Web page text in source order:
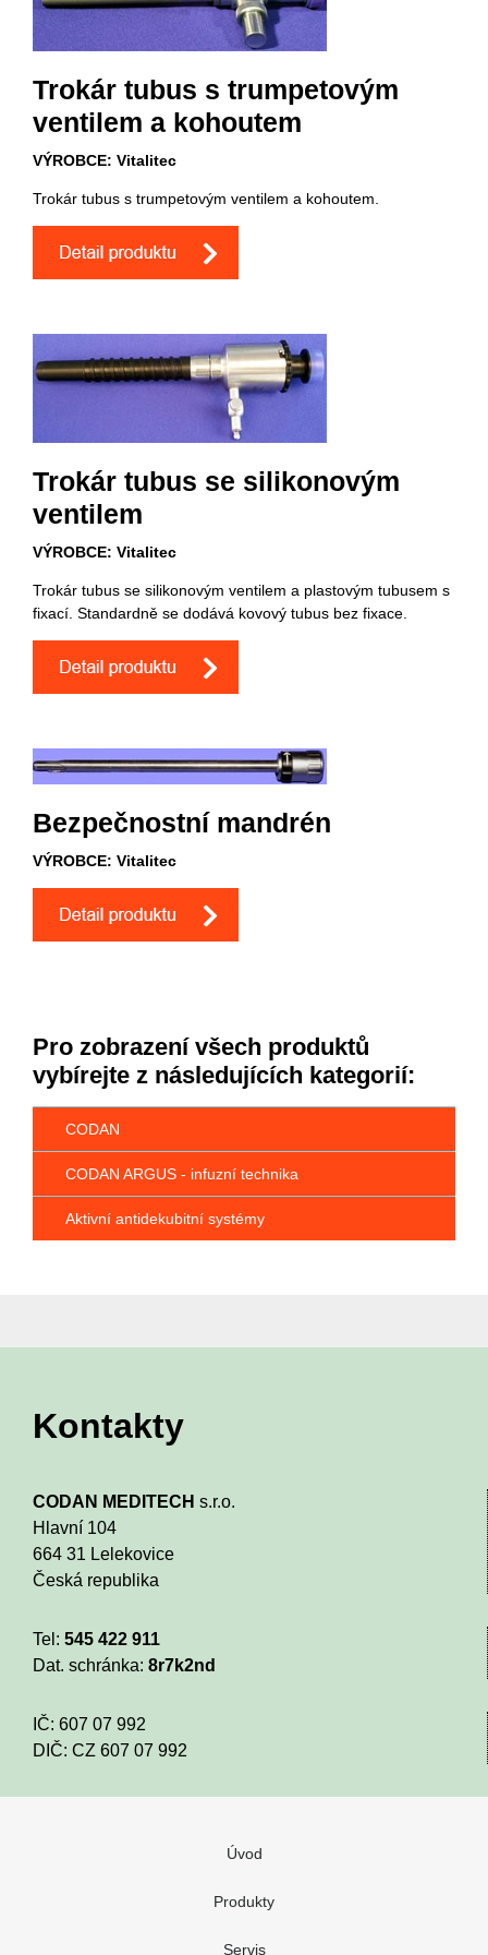
Trokár tubus s trumpetovým
ventilem a kohoutem
VÝROBCE: Vitalitec
Trokár tubus s trumpetovým ventilem a kohoutem.
Trokár tubus se silikonovým
ventilem
VÝROBCE: Vitalitec
Trokár tubus se silikonovým ventilem a plastovým tubusem s
fixací. Standardně se dodává kovový tubus bez fixace.
Bezpečnostní mandrén
VÝROBCE: Vitalitec
Pro zobrazení všech produktů
vybírejte z následujících kategorií:
CODAN
CODAN ARGUS - infuzní technika
Aktivní antidekubitní systémy
Kontakty
CODAN MEDITECH s.r.o.
Hlavní 104
664 31 Lelekovice
Česká republika
Tel: 545 422 911
Dat. schránka: 8r7k2nd
IČ: 607 07 992
DIČ: CZ 607 07 992
Nenašli jste co potřebujete nebo máte
Úvod
Produkty
Servis